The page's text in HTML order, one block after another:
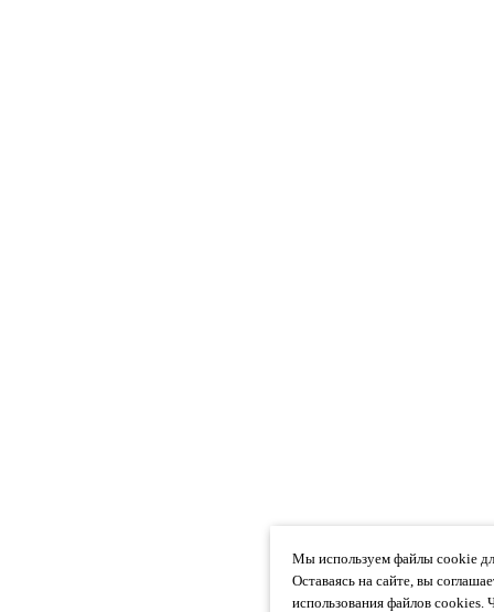
Мы используем файлы cookie
Оставаясь на сайте, вы
использования файлов cookies.